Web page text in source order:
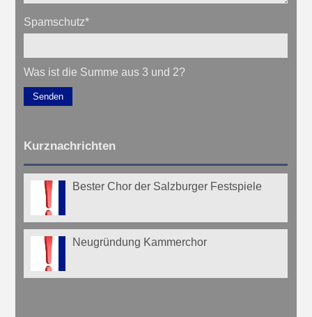
Spamschutz*
Was ist die Summe aus 3 und 2?
Senden
Kurznachrichten
Bester Chor der Salzburger Festspiele
Neugründung Kammerchor